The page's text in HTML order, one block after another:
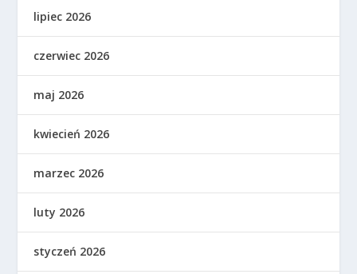
lipiec 2026
czerwiec 2026
maj 2026
kwiecień 2026
marzec 2026
luty 2026
styczeń 2026